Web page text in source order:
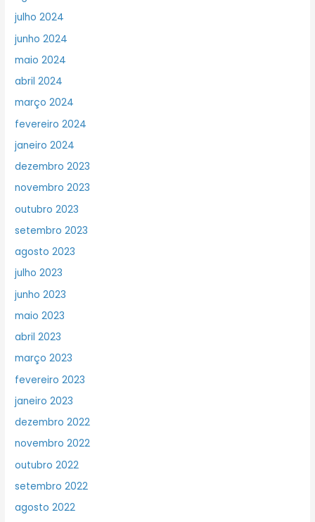
julho 2024
junho 2024
maio 2024
abril 2024
março 2024
fevereiro 2024
janeiro 2024
dezembro 2023
novembro 2023
outubro 2023
setembro 2023
agosto 2023
julho 2023
junho 2023
maio 2023
abril 2023
março 2023
fevereiro 2023
janeiro 2023
dezembro 2022
novembro 2022
outubro 2022
setembro 2022
agosto 2022